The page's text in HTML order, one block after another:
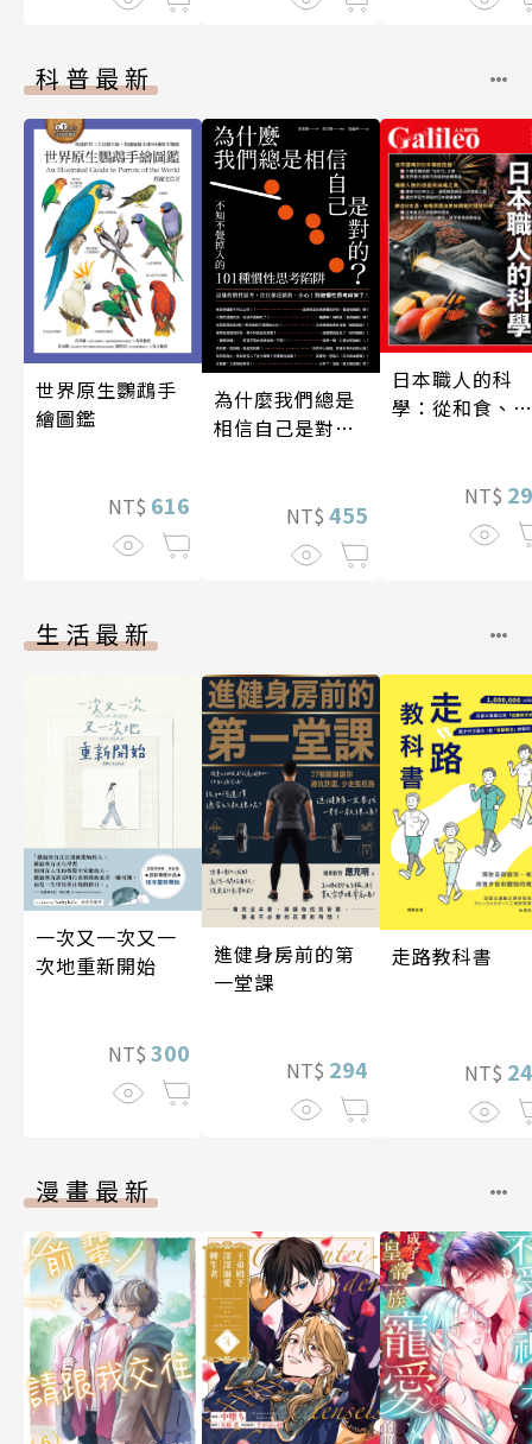
科普最新
世界原生鸚鵡手
繪圖鑑
NT$ 616
為什麼我們總是
相信自己是對
NT$ 455
日本職人的科
學：從和食、清
技藝的祕密 人
伽利略45
NT$
生活最新
一次又一次又一
次地重新開始
NT$ 300
進健身房前的第
一堂課
NT$ 294
走路教科書
NT$
漫畫最新